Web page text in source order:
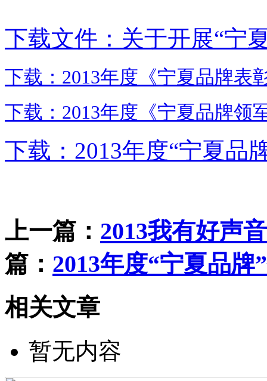
下载文件：关于开展“宁
下载：2013年度《宁夏品牌表
下载：2013年度《宁夏品牌领
下载：2013年度“宁夏品
上一篇： 2013我有好声
篇： 2013年度“宁夏品牌
相关文章
暂无内容